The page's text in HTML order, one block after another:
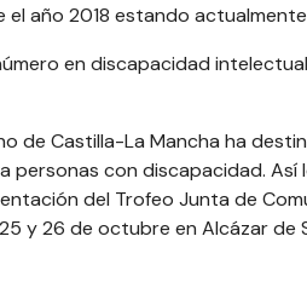
año 2018 estando actualmente
en discapacidad
de Castilla-La Mancha ha
personas con discapacidad. Así
del Trofeo Junta de
y 26 de octubre en Alcázar de